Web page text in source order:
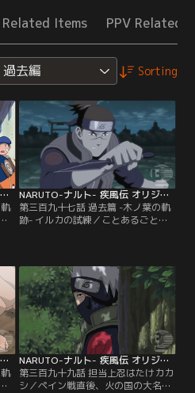
Items PPV Related
去編 Sorting
NARUTO-ナルト- 疾風伝 オリジナル（1）過去編 第396話
NARUTO-ナルト- 疾風伝 オリジナル（1）過去編 第397話
第三百九十七話 過去篇 -木ノ葉の軌
跡- イルカの試練／ことあるごとに
両親を奪った16年前の九尾襲撃事件
のトラウマから、ナルトに教師とし
てうまく接することができないでい
た。たわいない悪戯を上手にいさめ
ることができず、ついにナルト
は…。【提供：バンダイチャンネ
ル】
NARUTO-ナルト- 疾風伝 オリジナル（1）過去編 第398話
NARUTO-ナルト- 疾風伝 オリジナル（1）過去編 第399話
第三百九十九話 担当上忍はたけカカ
シ／ペイン戦直後、火の国の大名殿